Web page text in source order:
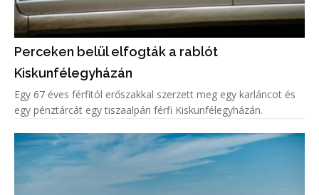
Perceken belül elfogták a rablót
Kiskunfélegyházán
Egy 67 éves férfitól erőszakkal szerzett meg egy karláncot és
egy pénztárcát egy tiszaalpári férfi Kiskunfélegyházán.